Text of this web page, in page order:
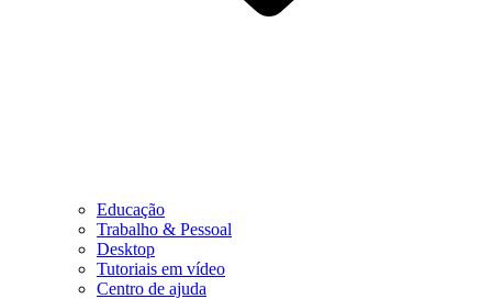
Educação
Trabalho & Pessoal
Desktop
Tutoriais em vídeo
Centro de ajuda